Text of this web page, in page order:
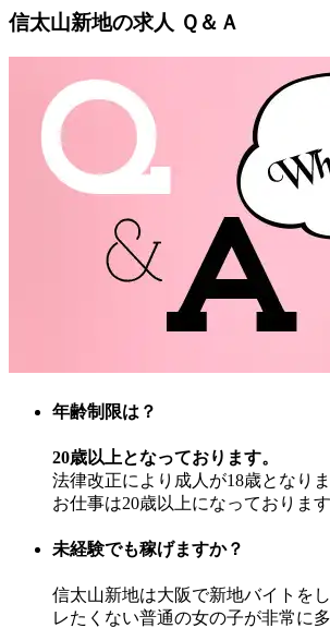
信太山新地の求人 Ｑ＆Ａ
年齢制限は？
20歳以上となっております。
法律改正により成人が18歳となり
お仕事は20歳以上になっております
未経験でも稼げますか？
信太山新地は大阪で新地バイトを
レたくない普通の女の子が非常に多